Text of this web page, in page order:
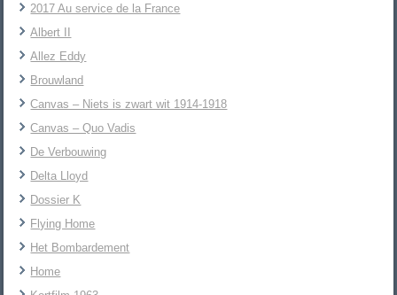
2017 Au service de la France
Albert II
Allez Eddy
Brouwland
Canvas – Niets is zwart wit 1914-1918
Canvas – Quo Vadis
De Verbouwing
Delta Lloyd
Dossier K
Flying Home
Het Bombardement
Home